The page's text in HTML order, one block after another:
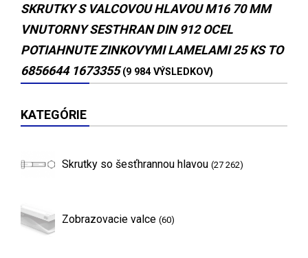
SKRUTKY S VALCOVOU HLAVOU M16 70 MM
VNUTORNY SESTHRAN DIN 912 OCEL
POTIAHNUTE ZINKOVYMI LAMELAMI 25 KS TO
6856644 1673355 (9 984 VÝSLEDKOV)
KATEGÓRIE
Skrutky so šesťhrannou hlavou (27 262)
Zobrazovacie valce (60)